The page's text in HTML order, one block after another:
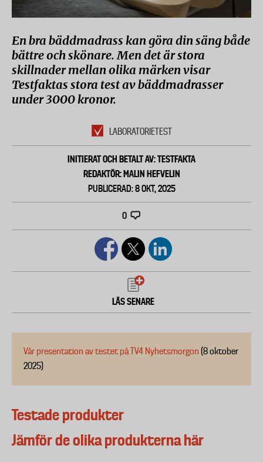
En bra bäddmadrass kan göra din säng både
bättre och skönare. Men det är stora
skillnader mellan olika märken visar
Testfaktas stora test av bäddmadrasser
under 3000 kronor.
LABORATORIETEST
INITIERAT OCH BETALT AV: TESTFAKTA
REDAKTÖR: MALIN HEFVELIN
PUBLICERAD: 8 OKT, 2025
0
LÄS SENARE
Vår presentation av testet på TV4 Nyhetsmorgon (8 oktober
2025)
Testade produkter
Jämför de olika produkterna här